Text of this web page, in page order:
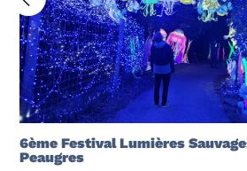
6ème Festival Lumières
Peaugres